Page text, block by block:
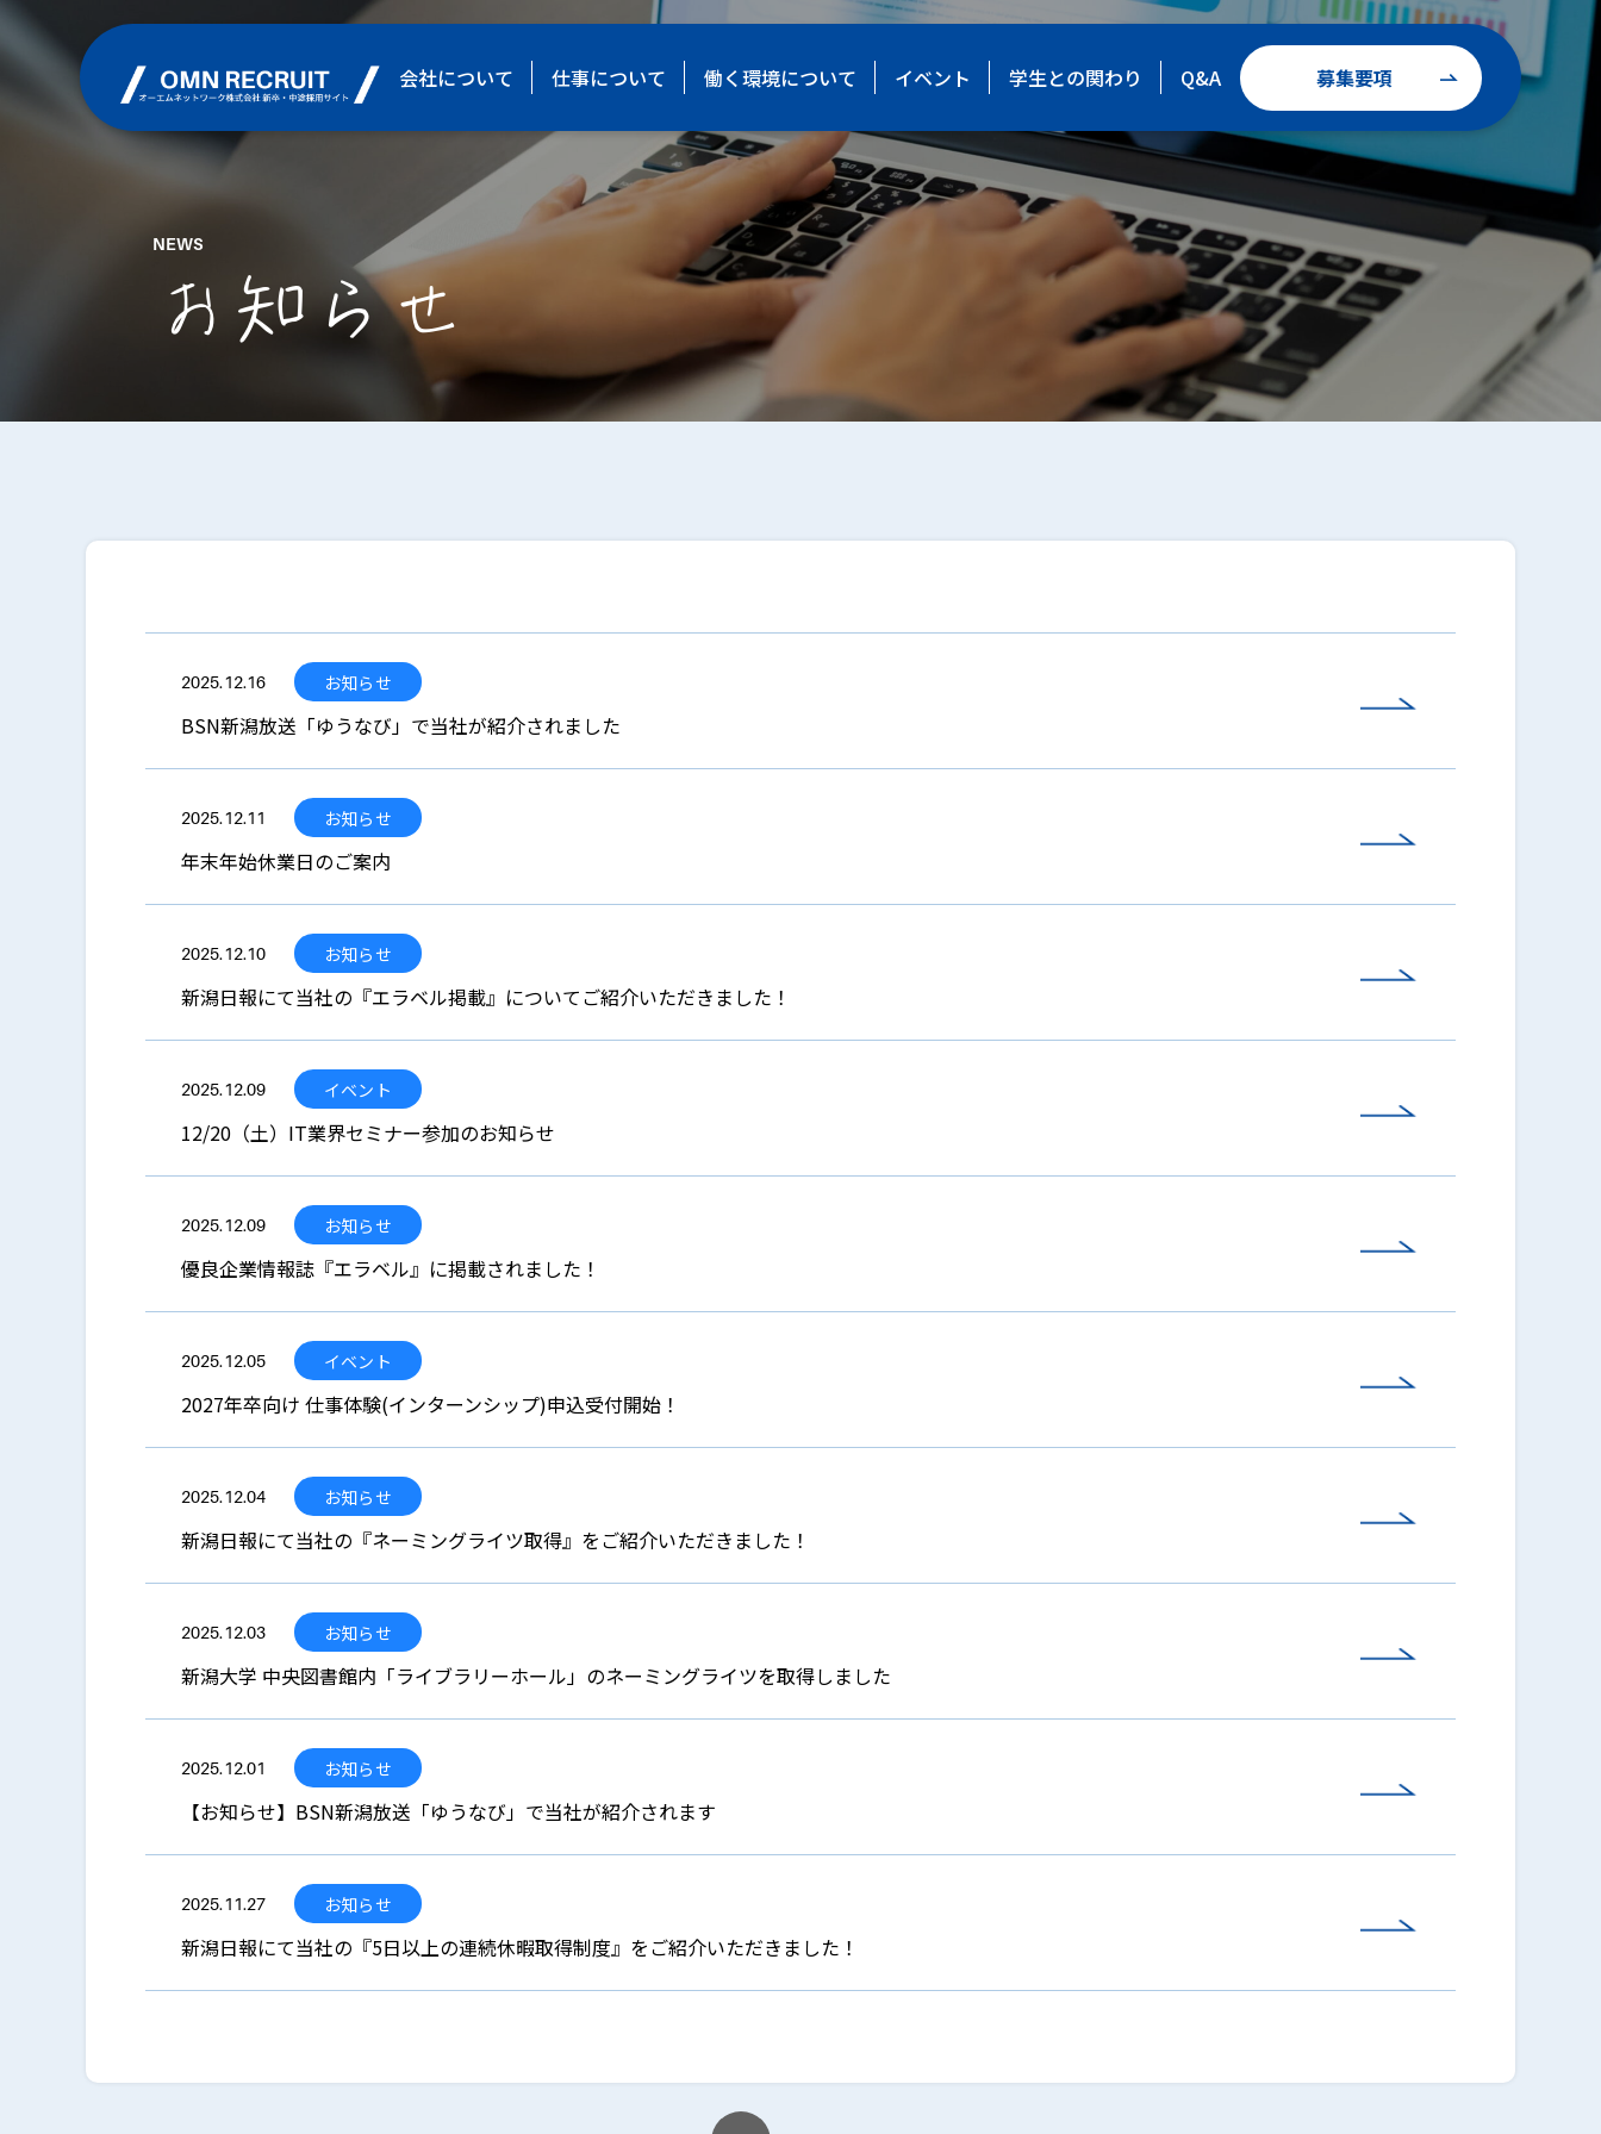
会社について 仕事について 働く環境について イベント 学生との関わり Q&A 募集要項
NEWS
お知らせ
2025.12.16 お知らせ
BSN新潟放送「ゆうなび」で当社が紹介されました
2025.12.11 お知らせ
年末年始休業日のご案内
2025.12.10 お知らせ
新潟日報にて当社の『エラベル掲載』についてご紹介いただきました！
2025.12.09 イベント
12/20（土）IT業界セミナー参加のお知らせ
2025.12.09 お知らせ
優良企業情報誌『エラベル』に掲載されました！
2025.12.05 イベント
2027年卒向け 仕事体験(インターンシップ)申込受付開始！
2025.12.04 お知らせ
新潟日報にて当社の『ネーミングライツ取得』をご紹介いただきました！
2025.12.03 お知らせ
新潟大学 中央図書館内「ライブラリーホール」のネーミングライツを取得しました
2025.12.01 お知らせ
【お知らせ】BSN新潟放送「ゆうなび」で当社が紹介されます
2025.11.27 お知らせ
新潟日報にて当社の『5日以上の連続休暇取得制度』をご紹介いただきました！